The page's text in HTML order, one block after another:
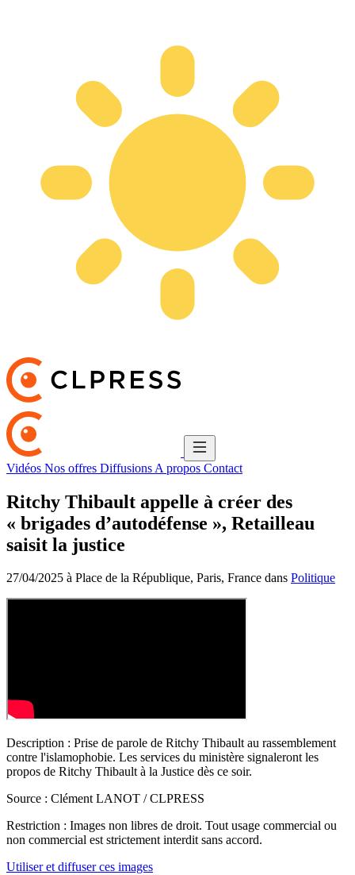
Vidéos Nos offres Diffusions A propos Contact
Ritchy Thibault appelle à créer des
« brigades d’autodéfense », Retailleau
saisit la justice
27/04/2025 à Place de la République, Paris, France dans Politique
Description : Prise de parole de Ritchy Thibault au rassemblement
contre l'islamophobie. Les services du ministère signaleront les
propos de Ritchy Thibault à la Justice dès ce soir.
Source : Clément LANOT / CLPRESS
Restriction : Images non libres de droit. Tout usage commercial ou
non commercial est strictement interdit sans accord.
Utiliser et diffuser ces images